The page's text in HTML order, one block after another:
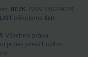
BEZK. ISSN 1802-9019.
děkujeme Ecn
. Všechna práva
je bez předchozího